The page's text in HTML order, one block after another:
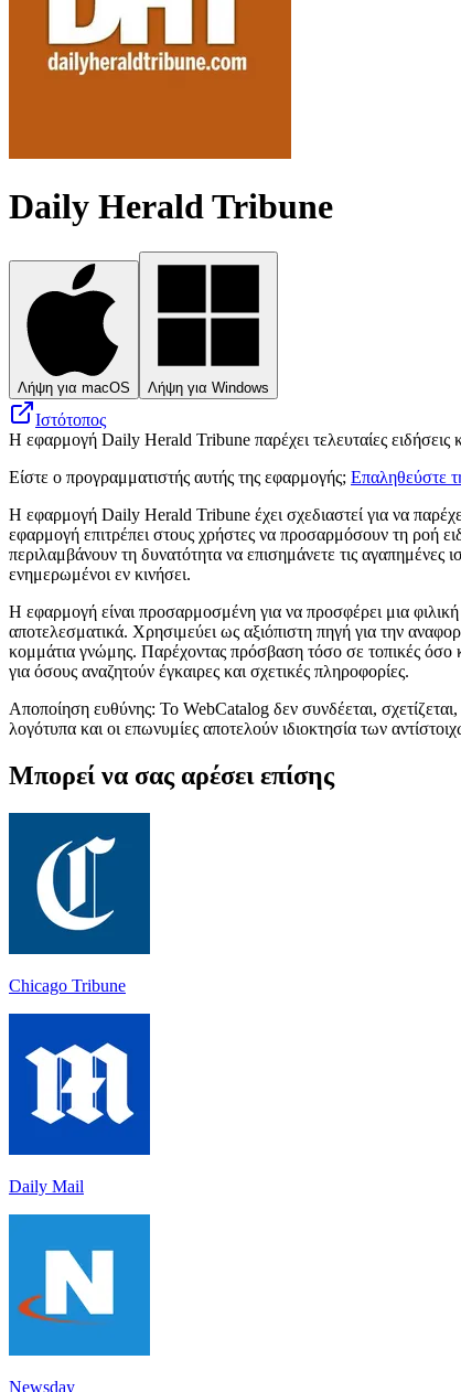
Daily Herald Tribune
Λήψη για macOS Λήψη για Windows
Ιστότοπος
Η εφαρμογή Daily Herald Tribune παρέχει τελευταίες
Είστε ο προγραμματιστής αυτής της εφαρμογής; Επαληθεύστε
Η εφαρμογή Daily Herald Tribune έχει σχεδιαστεί για να
εφαρμογή επιτρέπει στους χρήστες να προσαρμόσουν τη ροή
περιλαμβάνουν τη δυνατότητα να επισημάνετε τις
ενημερωμένοι εν κινήσει.
Η εφαρμογή είναι προσαρμοσμένη για να προσφέρει μια
αποτελεσματικά. Χρησιμεύει ως αξιόπιστη πηγή για την
κομμάτια γνώμης. Παρέχοντας πρόσβαση τόσο σε τοπικές όσο
για όσους αναζητούν έγκαιρες και σχετικές πληροφορίες.
Αποποίηση ευθύνης: Το WebCatalog δεν συνδέεται,
λογότυπα και οι επωνυμίες αποτελούν ιδιοκτησία των
Μπορεί να σας αρέσει επίσης
Chicago Tribune
Daily Mail
Newsday